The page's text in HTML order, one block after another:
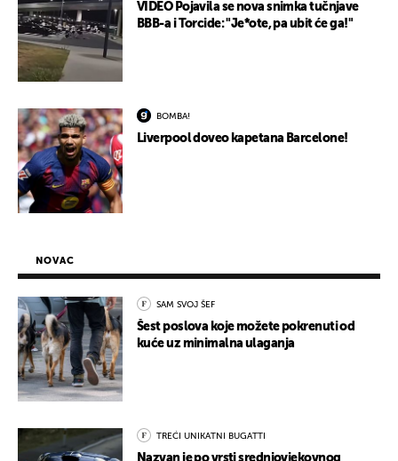
VIDEO Pojavila se nova snimka tučnjave
BBB-a i Torcide: "Je*ote, pa ubit će ga!"
BOMBA!
Liverpool doveo kapetana Barcelone!
NOVAC
SAM SVOJ ŠEF
Šest poslova koje možete pokrenuti od
kuće uz minimalna ulaganja
TREĆI UNIKATNI BUGATTI
Nazvan je po vrsti srednjovjekovnog